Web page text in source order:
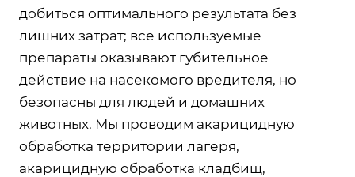
добиться оптимального результата без
лишних затрат; все используемые
препараты оказывают губительное
действие на насекомого вредителя, но
безопасны для людей и домашних
животных. Мы проводим акарицидную
обработка территории лагеря,
акарицидную обработка кладбищ,